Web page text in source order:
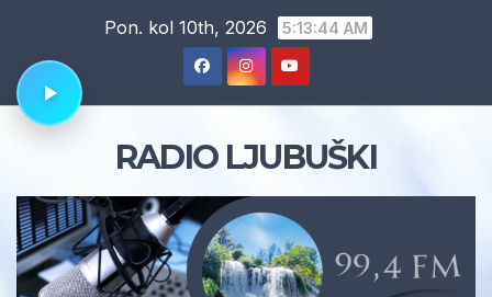
content
Pon. kol 10th, 2026 5:13:46 AM
RADIO LJUBUŠKI